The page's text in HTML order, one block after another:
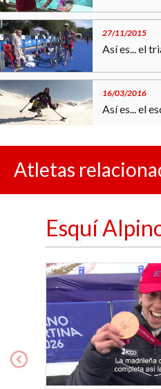
27/11/2015
Así es... el
16/03/2016
Así es... el
Así es... la
Así es... el
14/10/2015
Así es... el
24/09/2015
Así es... el
Atletas
Esquí